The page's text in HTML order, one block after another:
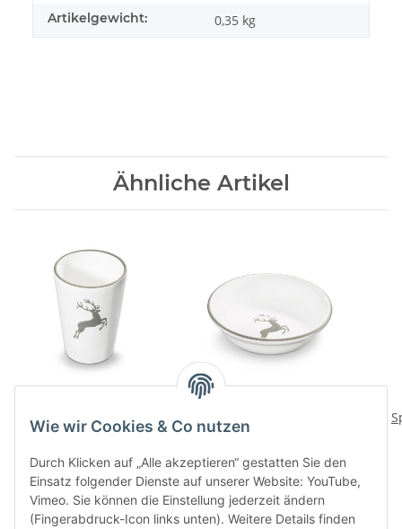
Artikelgewicht: 0,35 kg
Ähnliche Artikel
Trinkbecher
37,80 CHF*
49,30 CHF
Wie wir Cookies & Co nutzen
Durch Klicken auf „Alle akzeptieren“ gestatten Sie den
Einsatz folgender Dienste auf unserer Website: YouTube,
Vimeo. Sie können die Einstellung jederzeit ändern
(Fingerabdruck-Icon links unten). Weitere Details finden